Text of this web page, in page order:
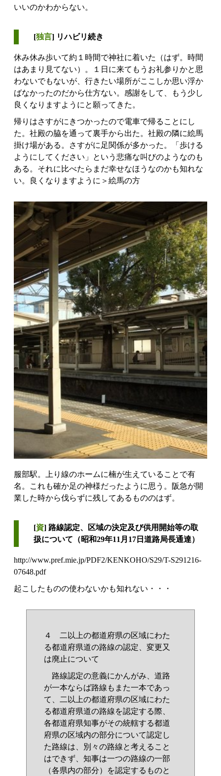
いいのかわからない。
[独言] リハビリ続き
休み休み歩いて約１時間で神社に着いた（はず。時間
はあまり見てない）。１日に来てもうお礼参りかと思
わないでもないが、行きたい場所がここしか思い浮か
ばなかったのだから仕方ない。感謝をして、もう少し
良くなりますようにと願ってきた。
帰りはさすがにきつかったので電車で帰ることにし
た。社殿の脇を通って裏手から出た。社殿の隣に絵馬
掛け場がある。さすがに足関係が多かった。「歩ける
ようにしてください」という悲痛な叫びのようなのも
ある。それに比べたらまだ幸せなほうなのかも知れな
い。良くなりますように＞絵馬の方
服部駅。上り線のホームに楠が生えていることで有
名。これも確か足の神様だったように思う。阪急が開
業した時から伐らずに残してあるもののはず。
[資] 路線認定、区域の決定及び供用開始等の取
扱について（昭和29年11月17日道路局長通達）
http://www.pref.mie.jp/PDF2/KENKOHO/S29/T-S291216-
07648.pdf
起こしたものの使わないかも知れない・・・
４ 二以上の都道府県の区域にわた
る都道府県道の路線の認定、変更又
は廃止について
路線認定の意義にかんがみ、道路
が一本ならば路線もまた一本であっ
て、二以上の都道府県の区域にわた
る都道府県道の路線を認定する際、
各都道府県知事がその統轄する都道
府県の区域内の部分について認定し
た路線は、別々の路線と考えること
はできず、知事は一つの路線の一部
（各県内の部分）を認定するものと